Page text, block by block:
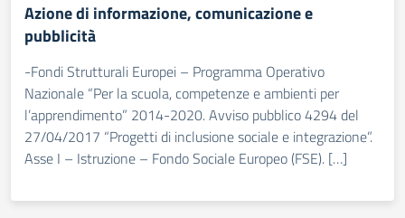
Azione di informazione, comunicazione e
pubblicità
-Fondi Strutturali Europei – Programma Operativo
Nazionale “Per la scuola, competenze e ambienti per
l’apprendimento” 2014-2020. Avviso pubblico 4294 del
27/04/2017 “Progetti di inclusione sociale e integrazione”.
Asse I – Istruzione – Fondo Sociale Europeo (FSE). […]